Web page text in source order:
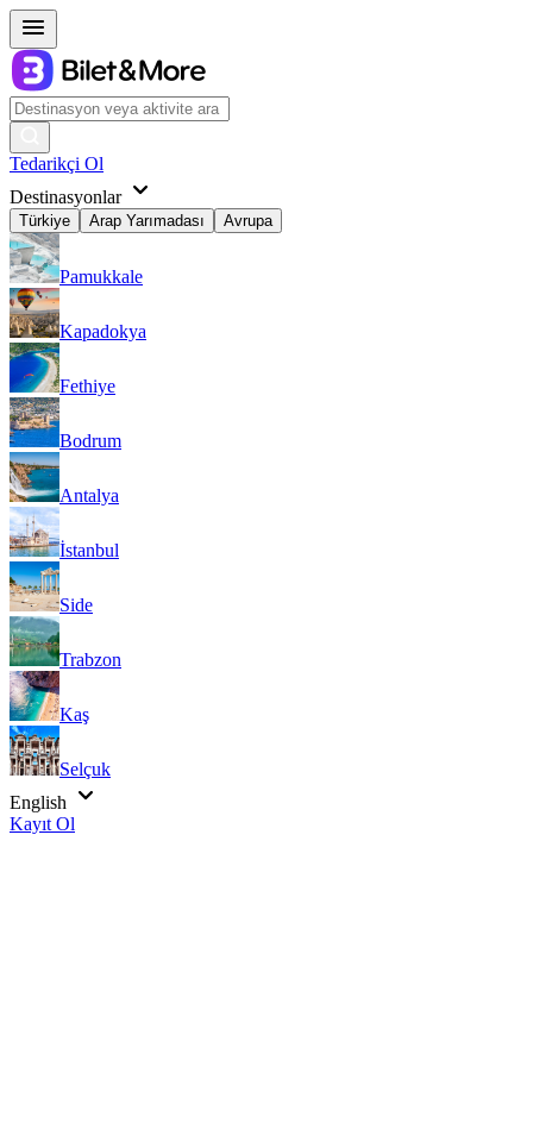
Tedarikçi Ol
Destinasyonlar
Türkiye Arap Yarımadası Avrupa
Pamukkale
Kapadokya
Fethiye
Bodrum
Antalya
İstanbul
Side
Trabzon
Kaş
Selçuk
English
Kayıt Ol